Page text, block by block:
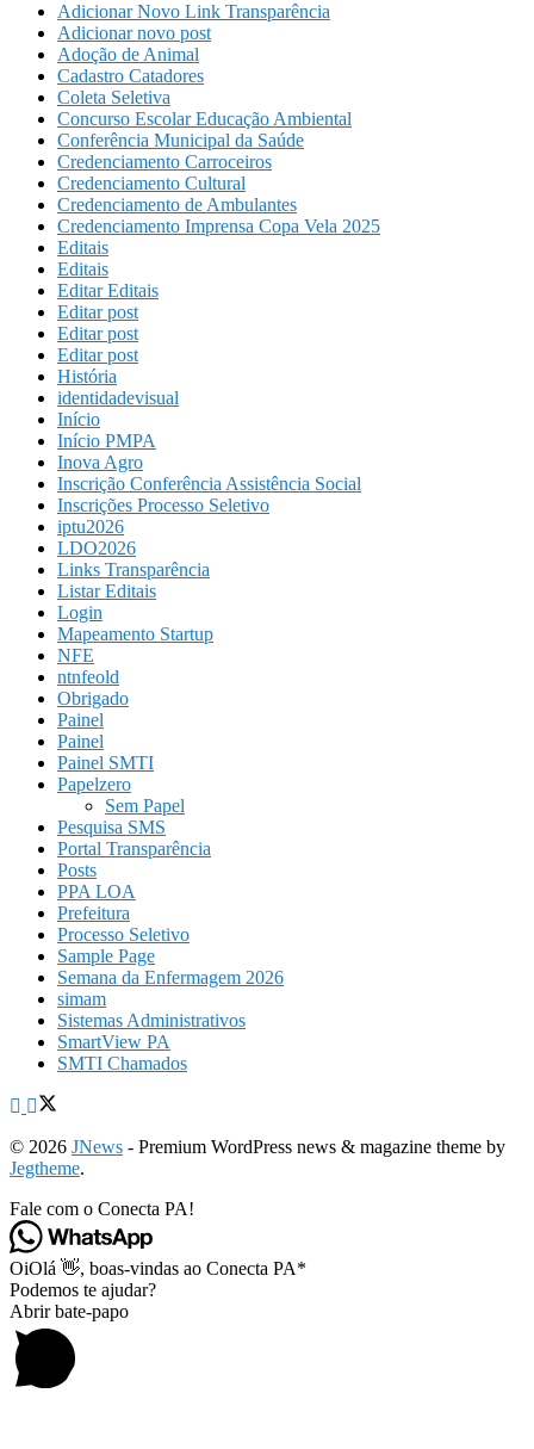
Adicionar Novo Link Transparência
Adicionar novo post
Adoção de Animal
Cadastro Catadores
Coleta Seletiva
Concurso Escolar Educação Ambiental
Conferência Municipal da Saúde
Credenciamento Carroceiros
Credenciamento Cultural
Credenciamento de Ambulantes
Credenciamento Imprensa Copa Vela 2025
Editais
Editais
Editar Editais
Editar post
Editar post
Editar post
História
identidadevisual
Início
Início PMPA
Inova Agro
Inscrição Conferência Assistência Social
Inscrições Processo Seletivo
iptu2026
LDO2026
Links Transparência
Listar Editais
Login
Mapeamento Startup
NFE
ntnfeold
Obrigado
Painel
Painel
Painel SMTI
Papelzero
Sem Papel
Pesquisa SMS
Portal Transparência
Posts
PPA LOA
Prefeitura
Processo Seletivo
Sample Page
Semana da Enfermagem 2026
simam
Sistemas Administrativos
SmartView PA
SMTI Chamados
© 2026 JNews - Premium WordPress news & magazine theme by
Jegtheme.
Fale com o Conecta PA!
OiOlá 👋, boas-vindas ao Conecta PA*
Podemos te ajudar?
Abrir bate-papo